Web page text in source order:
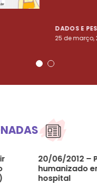
DADOS E
25 de março,
20/06/2012 –
humanizado
hospital